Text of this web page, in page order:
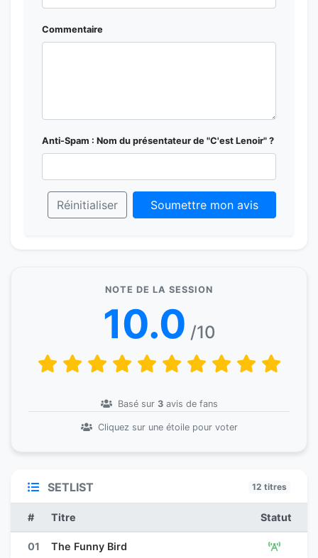
Commentaire
Anti-Spam : Nom du présentateur de "C'est Lenoir" ?
Réinitialiser Soumettre mon avis
NOTE DE LA SESSION
10.0 /10
Basé sur 3avis de fans
Cliquez sur une étoile pour voter
SETLIST 12 titres
# Titre Statut
01 The Funny Bird